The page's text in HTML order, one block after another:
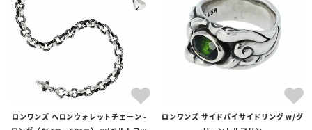
ロンワンズ ヘロンウォレットチェーン -
ロンワンズ サイドバイサイドリング w/グ